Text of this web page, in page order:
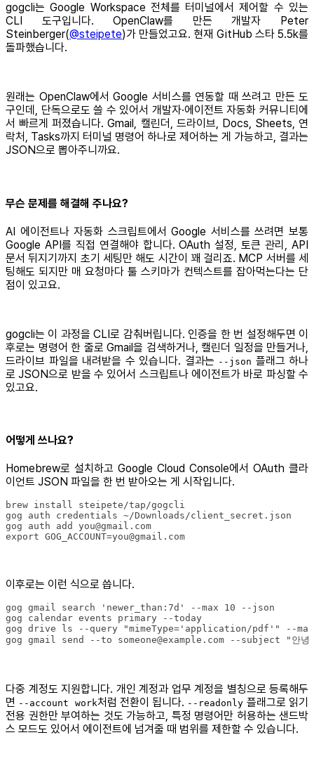
gogcli는 Google Workspace 전체를 터미널에서 제어할 수 있는
CLI 도구입니다. OpenClaw를 만든 개발자 Peter
Steinberger(@steipete)가 만들었고요. 현재 GitHub 스타 5.5k를
돌파했습니다.
원래는 OpenClaw에서 Google 서비스를 연동할 때 쓰려고 만든 도
구인데, 단독으로도 쓸 수 있어서 개발자·에이전트 자동화 커뮤니티에
서 빠르게 퍼졌습니다. Gmail, 캘린더, 드라이브, Docs, Sheets, 연
락처, Tasks까지 터미널 명령어 하나로 제어하는 게 가능하고, 결과는
JSON으로 뽑아주니까요.
무슨 문제를 해결해 주나요?
AI 에이전트나 자동화 스크립트에서 Google 서비스를 쓰려면 보통
Google API를 직접 연결해야 합니다. OAuth 설정, 토큰 관리, API
문서 뒤지기까지 초기 세팅만 해도 시간이 꽤 걸리죠. MCP 서버를 세
팅해도 되지만 매 요청마다 툴 스키마가 컨텍스트를 잡아먹는다는 단
점이 있고요.
gogcli는 이 과정을 CLI로 감춰버립니다. 인증을 한 번 설정해두면 이
후로는 명령어 한 줄로 Gmail을 검색하거나, 캘린더 일정을 만들거나,
드라이브 파일을 내려받을 수 있습니다. 결과는 --json 플래그 하나
로 JSON으로 받을 수 있어서 스크립트나 에이전트가 바로 파싱할 수
있고요.
어떻게 쓰나요?
Homebrew로 설치하고 Google Cloud Console에서 OAuth 클라
이언트 JSON 파일을 한 번 받아오는 게 시작입니다.
export GOG_ACCOUNT=you@gmail.com
이후로는 이런 식으로 씁니다.
gog gmail send --to someone@example.com --subject "안
다중 계정도 지원합니다. 개인 계정과 업무 계정을 별칭으로 등록해두
면 --account work처럼 전환이 됩니다. --readonly 플래그로 읽기
전용 권한만 부여하는 것도 가능하고, 특정 명령어만 허용하는 샌드박
스 모드도 있어서 에이전트에 넘겨줄 때 범위를 제한할 수 있습니다.